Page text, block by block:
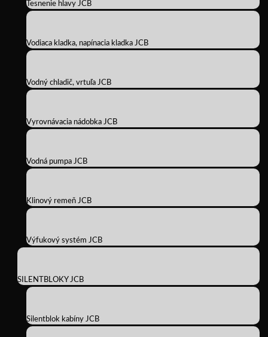
Tesnenie hlavy JCB
Vodiaca kladka, napínacia kladka JCB
Vodný chladič, vrtuľa JCB
Vyrovnávacia nádobka JCB
Vodná pumpa JCB
Klinový remeň JCB
Výfukový systém JCB
SILENTBLOKY JCB
Silentblok kabíny JCB